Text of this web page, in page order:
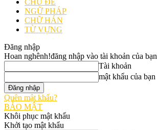
CHỦ ĐỀ
NGỮ PHÁP
CHỮ HÁN
TỪ VỰNG
Đăng nhập
Hoan nghênh!đăng nhập vào tài khoản của bạn
Tài khoản
mật khẩu của bạn
Quên mật khẩu?
BẢO MẬT
Khôi phục mật khẩu
Khởi tạo mật khẩu